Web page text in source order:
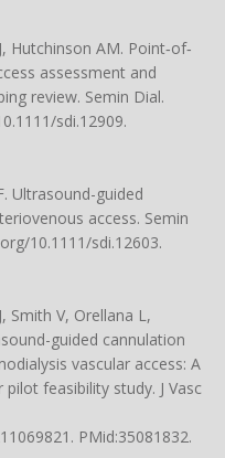
Hutchinson AM. Point‐of‐
assessment and
review. Semin Dial.
sdi.12909.
Ultrasound-guided
access. Semin
10.1111/sdi.12603.
Smith V, Orellana L,
guided cannulation
vascular access: A
feasibility study. J Vasc
. PMid:35081832.